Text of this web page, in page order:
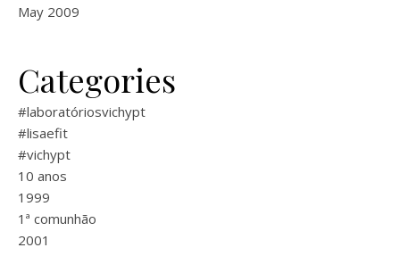
May 2009
Categories
#laboratóriosvichypt
#lisaefit
#vichypt
10 anos
1999
1ª comunhão
2001